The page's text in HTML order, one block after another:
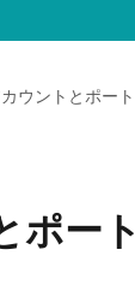
ウントとポー
ポー